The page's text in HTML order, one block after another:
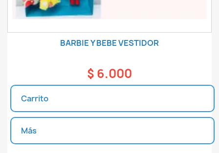
BARBIE Y BEBE VESTIDOR
$ 6.000
Carrito
Más